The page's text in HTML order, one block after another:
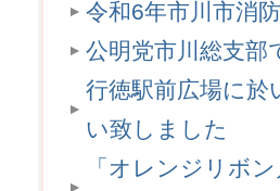
令和6年市川市消
公明党市川総支部
行徳駅前広場に於
い致しました
「オレンジリボ